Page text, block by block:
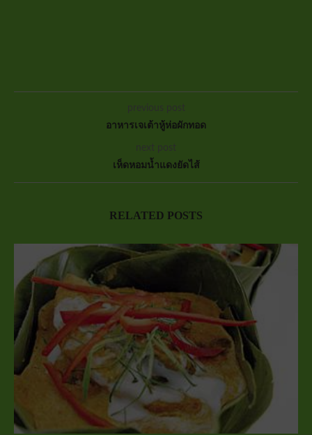
previous post
อาหารเจเต้าหู้ห่อผักทอด
next post
เห็ดหอมน้ำแดงยัดไส้
RELATED POSTS